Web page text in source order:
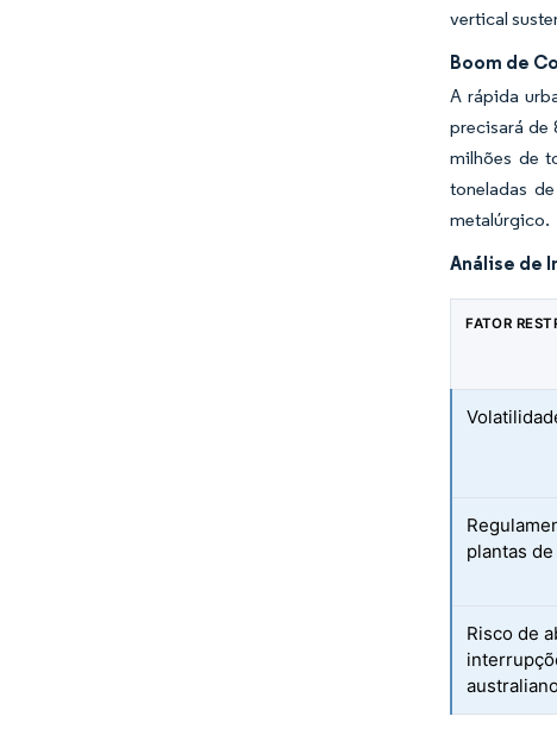
vertical
Boom de
A rápida
precisará de
milhões de
toneladas
metalúrgico.
Análise de
FATOR
plantas
Risco de